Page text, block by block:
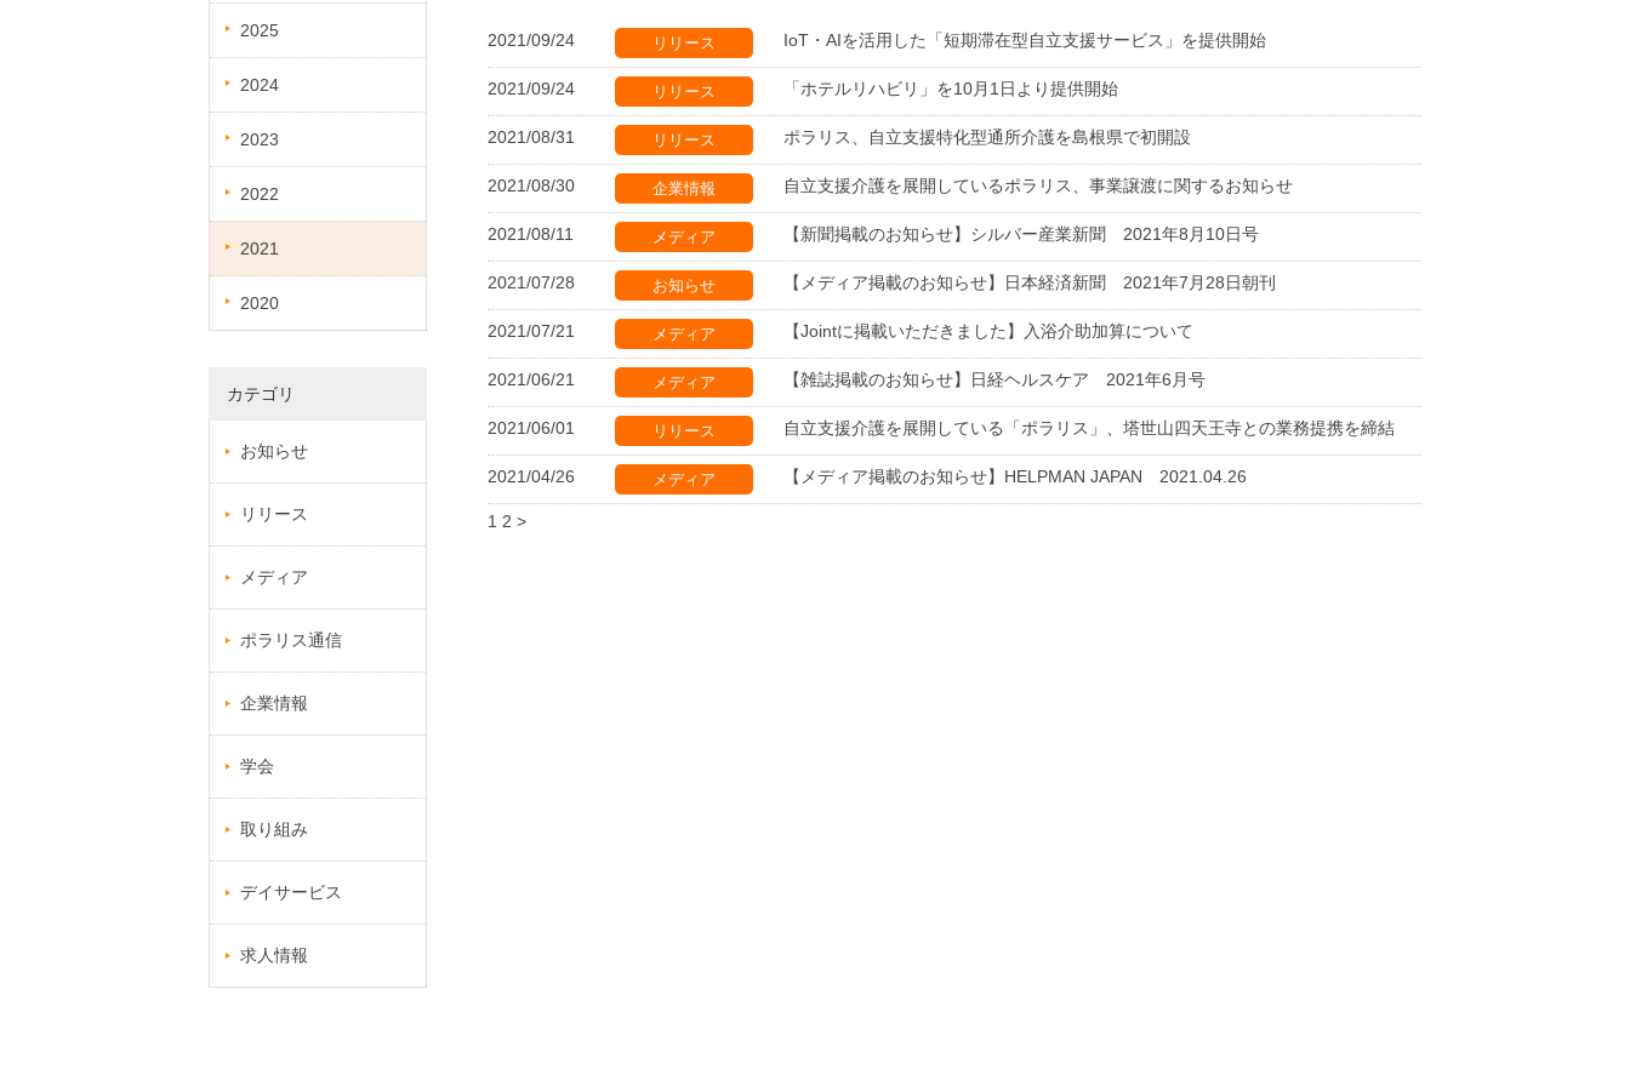
2021/09/24 リリース IoT・AIを活用した「短期滞在型自立支援サービス」を提供開始
2021/09/24 リリース 「ホテルリハビリ」を10月1日より提供開始
2021/08/31 リリース ポラリス、自立支援特化型通所介護を島根県で初開設
2021/08/30 企業情報 自立支援介護を展開しているポラリス、事業譲渡に関するお知らせ
2021/08/11 メディア 【新聞掲載のお知らせ】シルバー産業新聞 2021年8月10日号
2021/07/28 お知らせ 【メディア掲載のお知らせ】日本経済新聞 2021年7月28日朝刊
2021/07/21 メディア 【Jointに掲載いただきました】入浴介助加算について
2021/06/21 メディア 【雑誌掲載のお知らせ】日経ヘルスケア 2021年6月号
2021/06/01 リリース 自立支援介護を展開している「ポラリス」、塔世山四天王寺との業務提携を締結
2021/04/26 メディア 【メディア掲載のお知らせ】HELPMAN JAPAN 2021.04.26
1 2 >
2025
2024
2023
2022
2021
2020
カテゴリ
お知らせ
リリース
メディア
ポラリス通信
企業情報
学会
取り組み
デイサービス
求人情報